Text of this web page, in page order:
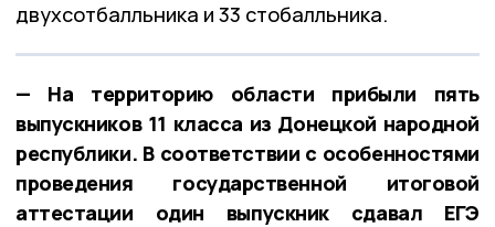
двухсотбалльника и 33 стобалльника.
— На территорию области прибыли пять
выпускников 11 класса из Донецкой народной
республики. В соответствии с особенностями
проведения государственной итоговой
аттестации один выпускник сдавал ЕГЭ